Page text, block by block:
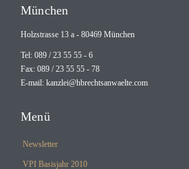
München
Holzstrasse 13 a - 80469 München
Tel: 089 / 23 55 55 - 6
Fax: 089 / 23 55 55 - 78
E-mail: kanzlei@hbrechtsanwaelte.com
Menü
Newsletter
VPI Basisjahr 2010